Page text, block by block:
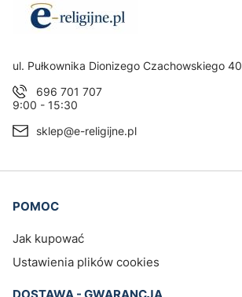
Adres:
ul. Pułkownika Dionizego Czachowskiego 40
696 701 707
9:00 - 15:30
sklep@e-religijne.pl
Linki w stopce
POMOC
Jak kupować
Ustawienia plików cookies
DOSTAWA - GWARANCJA